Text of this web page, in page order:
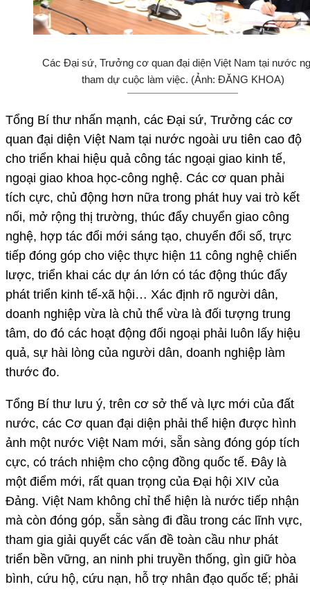
Các Đại sứ, Trưởng cơ quan đại diện Việt Nam tại nước
tham dự cuộc làm việc. (Ảnh: ĐĂNG KHOA)
Tổng Bí thư nhấn mạnh, các Đại sứ, Trưởng các cơ
quan đại diện Việt Nam tại nước ngoài ưu tiên cao độ
cho triển khai hiệu quả công tác ngoại giao kinh tế,
ngoại giao khoa học-công nghệ. Các cơ quan phải
tích cực, chủ động hơn nữa trong phát huy vai trò kết
nối, mở rộng thị trường, thúc đẩy chuyển giao công
nghệ, hợp tác đổi mới sáng tạo, chuyển đổi số, trực
tiếp đóng góp cho việc thực hiện 11 công nghệ chiến
lược, triển khai các dự án lớn có tác động thúc đẩy
phát triển kinh tế-xã hội… Xác định rõ người dân,
doanh nghiệp vừa là chủ thể vừa là đối tượng trung
tâm, do đó các hoạt động đối ngoại phải luôn lấy hiệu
quả, sự hài lòng của người dân, doanh nghiệp làm
thước đo.
Tổng Bí thư lưu ý, trên cơ sở thế và lực mới của đất
nước, các Cơ quan đại diện phải thể hiện được hình
ảnh một nước Việt Nam mới, sẵn sàng đóng góp tích
cực, có trách nhiệm cho cộng đồng quốc tế. Đây là
một điểm mới, rất quan trọng của Đại hội XIV của
Đảng. Việt Nam không chỉ thể hiện là nước tiếp nhận
mà còn đóng góp, sẵn sàng đi đầu trong các lĩnh vực,
tham gia giải quyết các vấn đề toàn cầu như phát
triển bền vững, an ninh phi truyền thống, gìn giữ hòa
bình, cứu hộ, cứu nạn, hỗ trợ nhân đạo quốc tế; phải